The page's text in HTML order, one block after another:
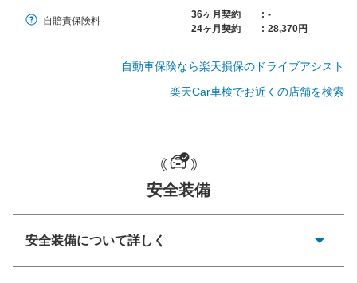
大型車
スター、ハイエースワゴン、デリ
一般的な荷物のサイズの目安
自賠責保険料
36ヶ月契約 : -
24ヶ月契約
: 28,370円
自動車保険なら楽天損保のドライブアシスト
楽天Car車検でお近くの店舗を検索
安全装備
安全装備について詳しく